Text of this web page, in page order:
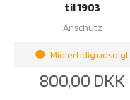
til 1903
Anschütz
brightness_1 Midlertidig udsolgt
800,00 DKK